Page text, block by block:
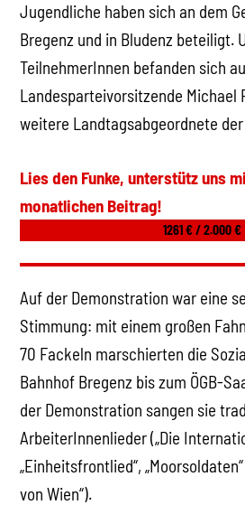
Jugendliche haben sich an dem
Bregenz und in Bludenz beteiligt.
TeilnehmerInnen befanden sich
Landesparteivorsitzende Michael
weitere Landtagsabgeordnete der
Lies den Funke, unterstütz uns
monatlichen Beitrag!
1261 € / 2.000 €
Auf der Demonstration war eine
Stimmung: mit einem großen
70 Fackeln marschierten die
Bahnhof Bregenz bis zum ÖGB-
der Demonstration sangen sie
ArbeiterInnenlieder („Die
„Einheitsfrontlied“,
von Wien“).